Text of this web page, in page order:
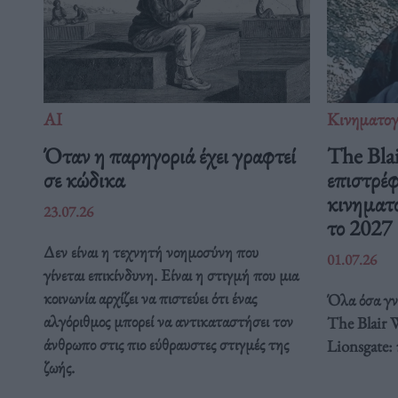
ΑΙ
Όταν η παρηγοριά έχει γραφτεί
σε κώδικα
23.07.26
Δεν είναι η τεχνητή νοημοσύνη που
γίνεται επικίνδυνη. Είναι η στιγμή που μια
κοινωνία αρχίζει να πιστεύει ότι ένας
αλγόριθμος μπορεί να αντικαταστήσει τον
άνθρωπο στις πιο εύθραυστες στιγμές της
ζωής.
The
το 2027
01.07.26
Όλα όσα
The Blair
Lionsgate: